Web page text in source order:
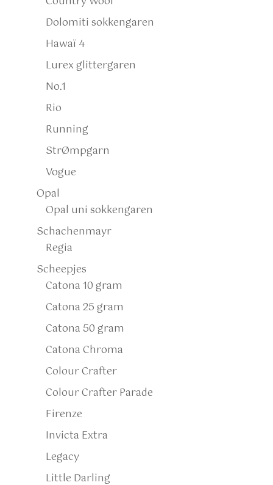
Dolomiti sokkengaren
Hawaï 4
Lurex glittergaren
No.1
Rio
Running
StrØmpgarn
Vogue
Opal
Opal uni sokkengaren
Schachenmayr
Regia
Scheepjes
Catona 10 gram
Catona 25 gram
Catona 50 gram
Catona Chroma
Colour Crafter
Colour Crafter Parade
Firenze
Invicta Extra
Legacy
Little Darling